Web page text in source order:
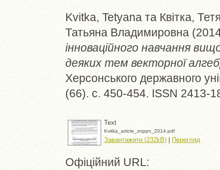
Kvitka, Tetyana та Квітка,
Татьяна Владимировна
інноваційного навчання
деяких тем векторної
Херсонського державного
(66). с. 450-454. ISSN 2413-
Text
Kvitka_article_znppn_2014.pdf
Завантажити (232kB) | Перегляд
Офіційний URL: